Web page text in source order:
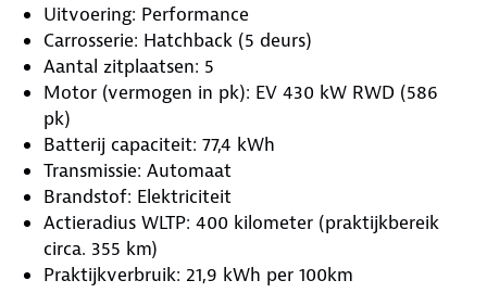
Uitvoering: Performance
Carrosserie: Hatchback (5 deurs)
Aantal zitplaatsen: 5
Motor (vermogen in pk): EV 430 kW RWD (586
pk)
Batterij capaciteit: 77,4 kWh
Transmissie: Automaat
Brandstof: Elektriciteit
Actieradius WLTP: 400 kilometer (praktijkbereik
circa. 355 km)
Praktijkverbruik: 21,9 kWh per 100km